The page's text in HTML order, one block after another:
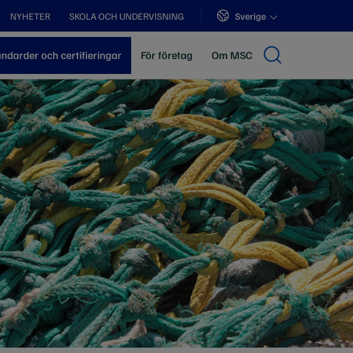
NYHETER SKOLA OCH UNDERVISNING Sites
Sverige
och certifieringar För företag Om MSC